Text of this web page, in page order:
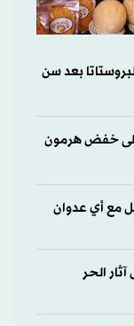
بعد سن
على خفض هرمون
مع أي عدوان
الحر